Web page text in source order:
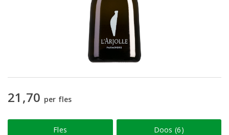
21,70 per fles
Fles Doos (6)